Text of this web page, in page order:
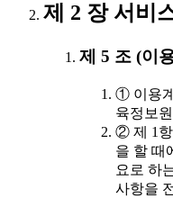
제 2 장 서비
제 5 조 (이
① 이용
육정보
② 제 1항
을 할 때
요로 하
사항을